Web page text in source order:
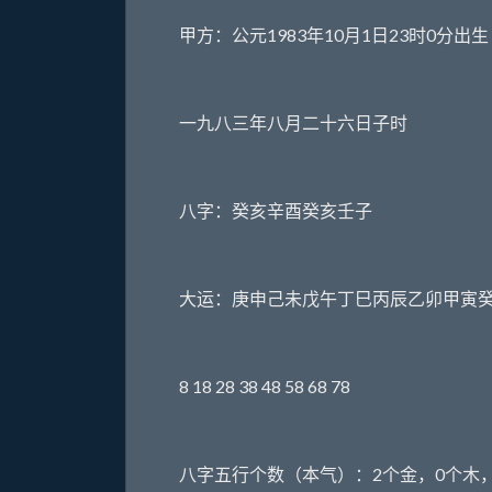
甲方：公元1983年10月1日23时0分出生
一九八三年八月二十六日子时
八字：癸亥辛酉癸亥壬子
大运：庚申己未戊午丁巳丙辰乙卯甲寅
8 18 28 38 48 58 68 78
八字五行个数（本气）：2个金，0个木